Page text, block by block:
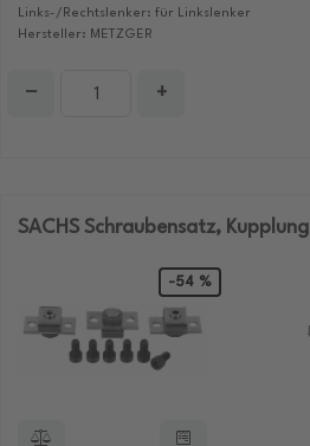
Links-/Rechtslenker: für Linkslenker
Hersteller: METZGER
− +
SACHS Schraubensatz, Kupplung
-54 %